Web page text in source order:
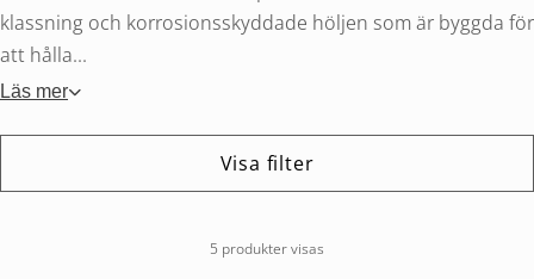
klassning och korrosionsskyddade höljen som är byggda för
att hålla...
Läs mer
Visa filter
5 produkter visas